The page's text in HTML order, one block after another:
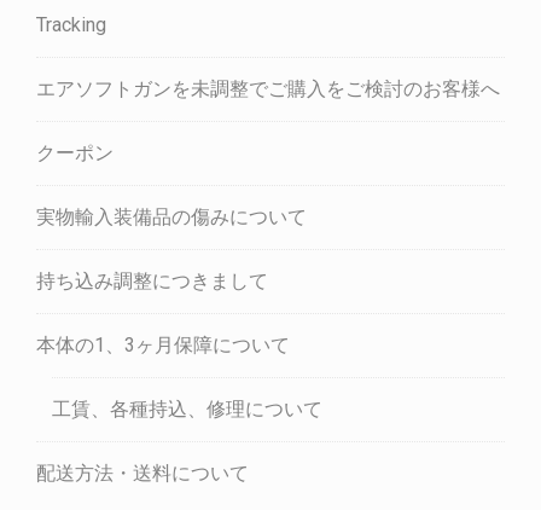
Tracking
エアソフトガンを未調整でご購入をご検討のお客様へ
クーポン
実物輸入装備品の傷みについて
持ち込み調整につきまして
本体の1、3ヶ月保障について
工賃、各種持込、修理について
配送方法・送料について